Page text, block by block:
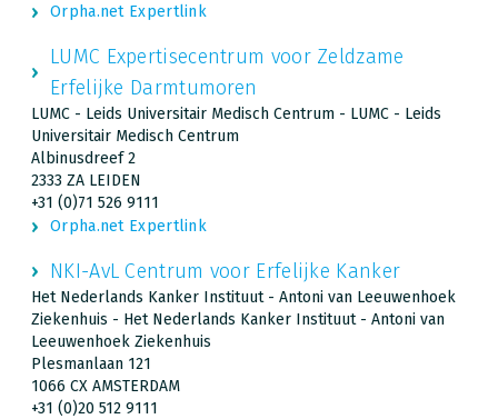
Orpha.net Expertlink
LUMC Expertisecentrum voor Zeldzame
Erfelijke Darmtumoren
LUMC - Leids Universitair Medisch Centrum - LUMC - Leids
Universitair Medisch Centrum
Albinusdreef 2
2333 ZA LEIDEN
+31 (0)71 526 9111
Orpha.net Expertlink
NKI-AvL Centrum voor Erfelijke Kanker
Het Nederlands Kanker Instituut - Antoni van Leeuwenhoek
Ziekenhuis - Het Nederlands Kanker Instituut - Antoni van
Leeuwenhoek Ziekenhuis
Plesmanlaan 121
1066 CX AMSTERDAM
+31 (0)20 512 9111